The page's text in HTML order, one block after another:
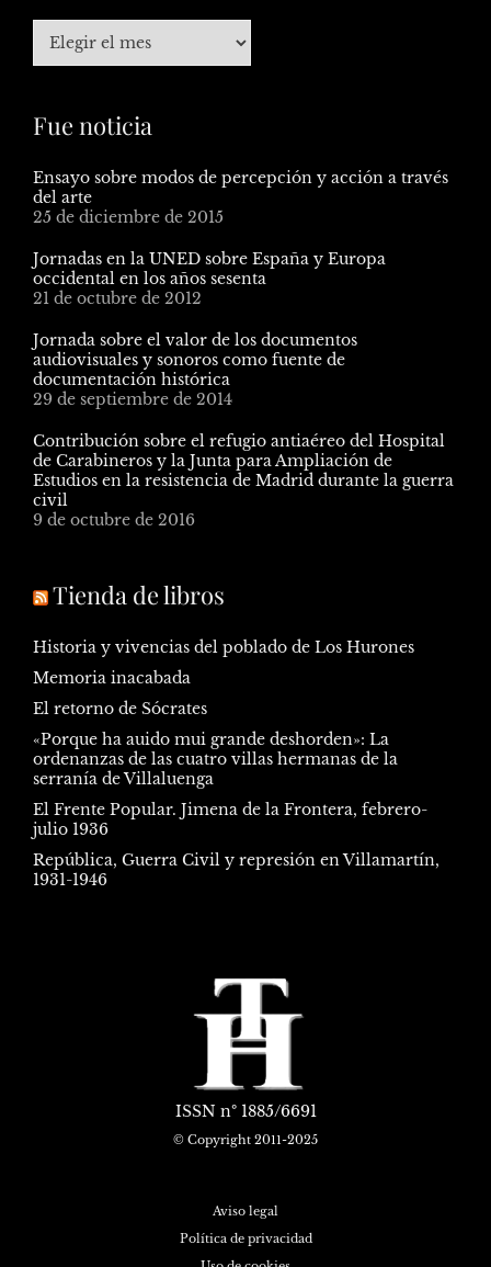
Fue noticia
Ensayo sobre modos de percepción y acción a través
del arte
25 de diciembre de 2015
Jornadas en la UNED sobre España y Europa
occidental en los años sesenta
21 de octubre de 2012
Jornada sobre el valor de los documentos
audiovisuales y sonoros como fuente de
documentación histórica
29 de septiembre de 2014
Contribución sobre el refugio antiaéreo del Hospital
de Carabineros y la Junta para Ampliación de
Estudios en la resistencia de Madrid durante la guerra
civil
9 de octubre de 2016
Tienda de libros
Historia y vivencias del poblado de Los Hurones
Memoria inacabada
El retorno de Sócrates
«Porque ha auido mui grande deshorden»: La
ordenanzas de las cuatro villas hermanas de la
serranía de Villaluenga
El Frente Popular. Jimena de la Frontera, febrero-
julio 1936
República, Guerra Civil y represión en Villamartín,
1931-1946
ISSN nº 1885/6691
© Copyright 2011-2025
Aviso legal
Política de privacidad